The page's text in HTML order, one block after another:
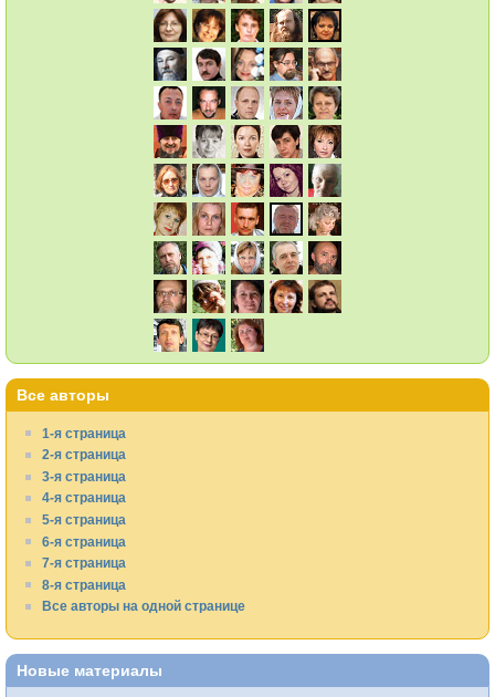
Все авторы
1-я страница
2-я страница
3-я страница
4-я страница
5-я страница
6-я страница
7-я страница
8-я страница
Все авторы на одной странице
Новые материалы